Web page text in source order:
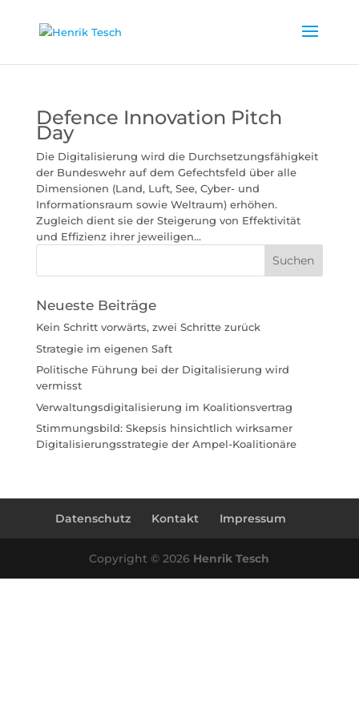
Defence Innovation Pitch
Day
Die Digitalisierung wird die Durchsetzungsfähigkeit
der Bundeswehr auf dem Gefechtsfeld über alle
Dimensionen (Land, Luft, See, Cyber- und
Informationsraum sowie Weltraum) erhöhen.
Zugleich dient sie der Steigerung von Effektivität
und Effizienz ihrer jeweiligen...
Neueste Beiträge
Kein Schritt vorwärts, zwei Schritte zurück
Strategie im eigenen Saft
Politische Führung bei der Digitalisierung wird
vermisst
Verwaltungsdigitalisierung im Koalitionsvertrag
Stimmungsbild: Skepsis hinsichtlich wirksamer
Digitalisierungsstrategie der Ampel-Koalitionäre
Datenschutz Kontakt Impressum
Copyright © 2026 Henrik Tesch